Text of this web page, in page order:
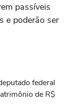
passíveis
e poderão ser
federal
de R$